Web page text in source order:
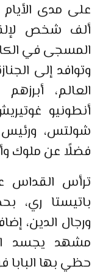
ألف شخص
المسجى في
وتوافد إلى
العالم،
أنطونيو
شولتس، ورئيس
فضلًا عن ملوك
ترأس القداس
باتيستا ري،
ورجال الدين،
مشهد يجسد
حظي بها